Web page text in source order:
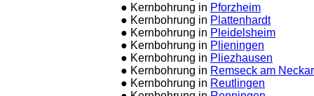
● Kernbohrung in Pforzheim
● Kernbohrung in Plattenhardt
● Kernbohrung in Pleidelsheim
● Kernbohrung in Plieningen
● Kernbohrung in Pliezhausen
● Kernbohrung in Remseck am Neckar
● Kernbohrung in Reutlingen